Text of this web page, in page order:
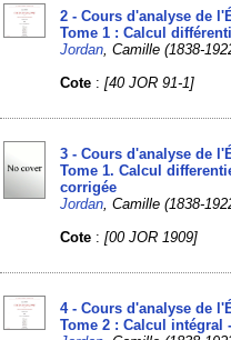
2 - Cours d'analyse de
Tome 1 : Calcul
Jordan , Camille (1838-
Cote :[40 JOR 91-1]
3 - Cours d'analyse de
Tome 1. Calcul
corrigée
Jordan , Camille (1838-
Cote :[00 JOR 1909]
4 - Cours d'analyse de
Tome 2 : Calcul intégral